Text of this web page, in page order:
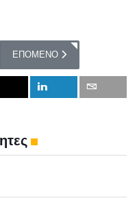
ΑΠΟΦΘΈΓΜΑΤΑ ΓΙΑ ΤΗ
ΕΠΌΜΕΝΟ ΆΡΘΡΟ: 10
ΕΠΌΜΕΝΟ